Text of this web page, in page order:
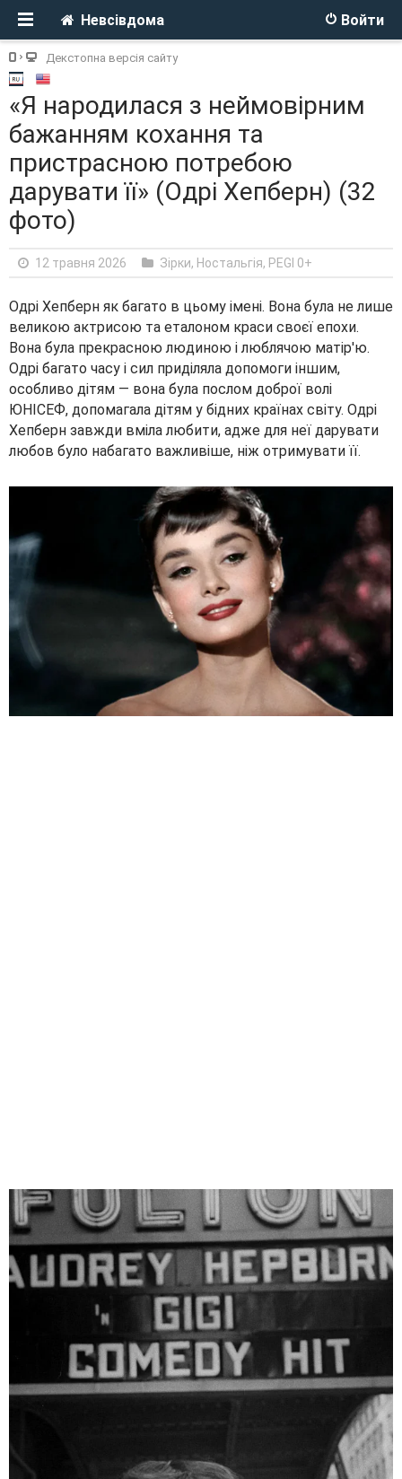
Войти
Невсівдома
Декстопна версія сайту
«Я народилася з неймовірним
бажанням кохання та
пристрасною потребою
дарувати її» (Одрі Хепберн) (32
фото)
12 травня 2026 Зірки, Ностальгія, PEGI 0+
Одрі Хепберн як багато в цьому імені. Вона була не лише
великою актрисою та еталоном краси своєї епохи.
Вона була прекрасною людиною і люблячою матір'ю.
Одрі багато часу і сил приділяла допомоги іншим,
особливо дітям — вона була послом доброї волі
ЮНІСЕФ, допомагала дітям у бідних країнах світу. Одрі
Хепберн завжди вміла любити, адже для неї дарувати
любов було набагато важливіше, ніж отримувати її.